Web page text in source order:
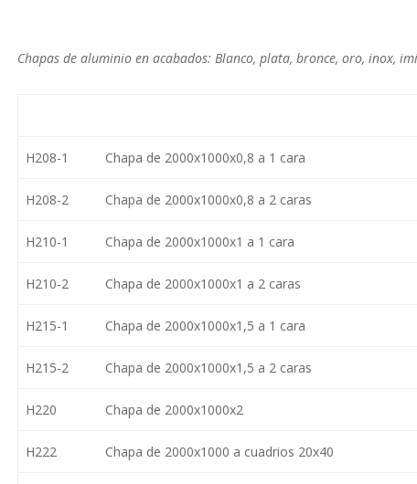
Chapas de aluminio en acabados: Blanco, plata, bronce, oro, inox,
H208-1 Chapa de 2000x1000x0,8 a 1 cara
H208-2 Chapa de 2000x1000x0,8 a 2 caras
H210-1 Chapa de 2000x1000x1 a 1 cara
H210-2 Chapa de 2000x1000x1 a 2 caras
H215-1 Chapa de 2000x1000x1,5 a 1 cara
H215-2 Chapa de 2000x1000x1,5 a 2 caras
H220 Chapa de 2000x1000x2
H222 Chapa de 2000x1000 a cuadrios 20x40